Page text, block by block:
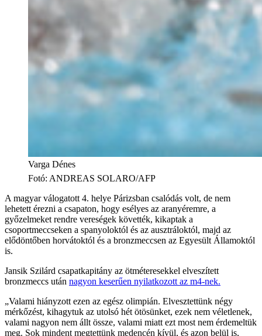
Varga Dénes
Fotó: ANDREAS SOLARO/AFP
A magyar válogatott 4. helye Párizsban csalódás volt, de nem
lehetett érezni a csapaton, hogy esélyes az aranyéremre, a
győzelmeket rendre vereségek követték, kikaptak a
csoportmeccseken a spanyoloktól és az ausztráloktól, majd az
elődöntőben horvátoktól és a bronzmeccsen az Egyesült Államoktól
is.
Jansik Szilárd csapatkapitány az ötméteresekkel elveszített
bronzmeccs után nagyon keserűen nyilatkozott az m4-nek.
„Valami hiányzott ezen az egész olimpián. Elvesztettünk négy
mérkőzést, kihagytuk az utolsó hét ötösünket, ezek nem véletlenek,
valami nagyon nem állt össze, valami miatt ezt most nem érdemeltük
meg. Sok mindent megtettünk medencén kívül, és azon belül is,